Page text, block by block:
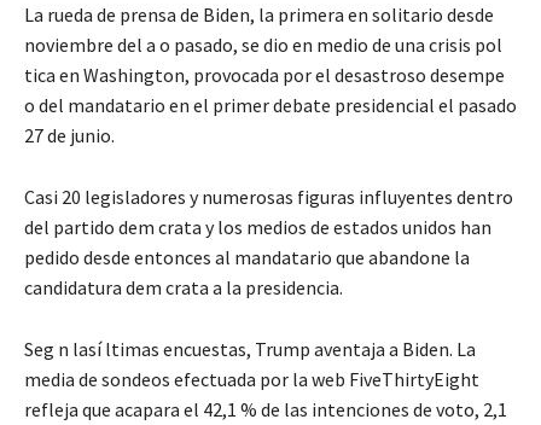
La rueda de prensa de Biden, la primera en solitario desde
noviembre del a o pasado, se dio en medio de una crisis pol
tica en Washington, provocada por el desastroso desempe
o del mandatario en el primer debate presidencial el pasado
27 de junio.
Casi 20 legisladores y numerosas figuras influyentes dentro
del partido dem crata y los medios de estados unidos han
pedido desde entonces al mandatario que abandone la
candidatura dem crata a la presidencia.
Seg n lasí ltimas encuestas, Trump aventaja a Biden. La
media de sondeos efectuada por la web FiveThirtyEight
refleja que acapara el 42,1 % de las intenciones de voto, 2,1